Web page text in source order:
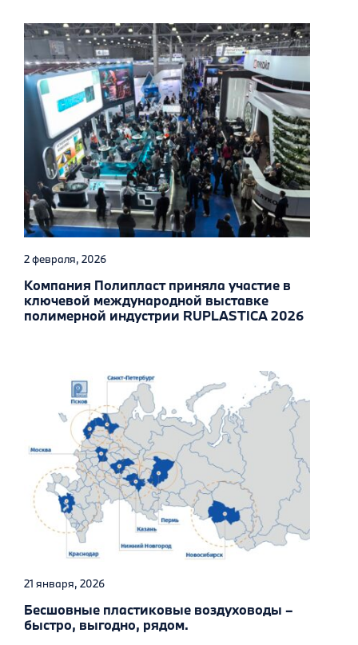
2 февраля, 2026
Компания Полипласт приняла участие в
ключевой международной выставке
полимерной индустрии RUPLASTICA 2026
21 января, 2026
Бесшовные пластиковые воздуховоды –
быстро, выгодно, рядом.